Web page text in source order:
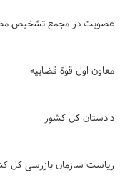
عضویت در مجمع تشخیص
معاون اول قوة قضاییه
دادستان کل کشور
ریاست سازمان بازرسی کل